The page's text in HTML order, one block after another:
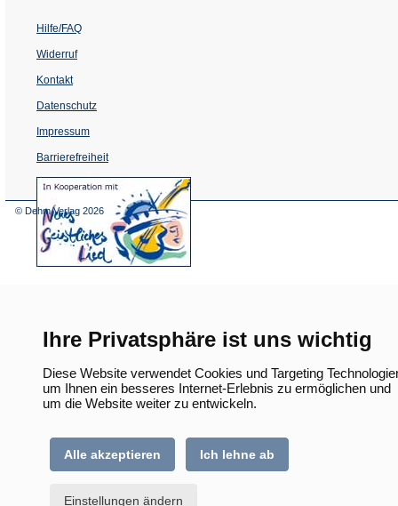
Ihre Privatsphäre ist uns wichtig
Diese Website verwendet Cookies und Targeting
um Ihnen ein besseres Internet-Erlebnis zu ermöglichen und
um die Website weiter zu entwickeln.
Alle akzeptieren Ich lehne ab
Einstellungen ändern
Hilfe/FAQ
Widerruf
Kontakt
Datenschutz
Impressum
Barrierefreiheit
(Öffnet
in
© Dehm Verlag 2026